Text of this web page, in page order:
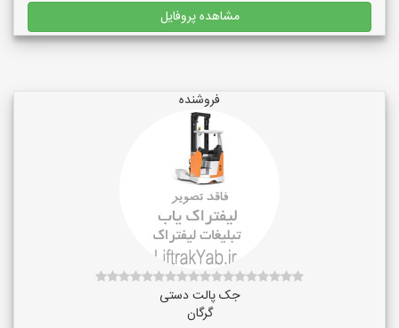
مشاهده پروفایل
فروشنده
جک پالت دستی
گرگان